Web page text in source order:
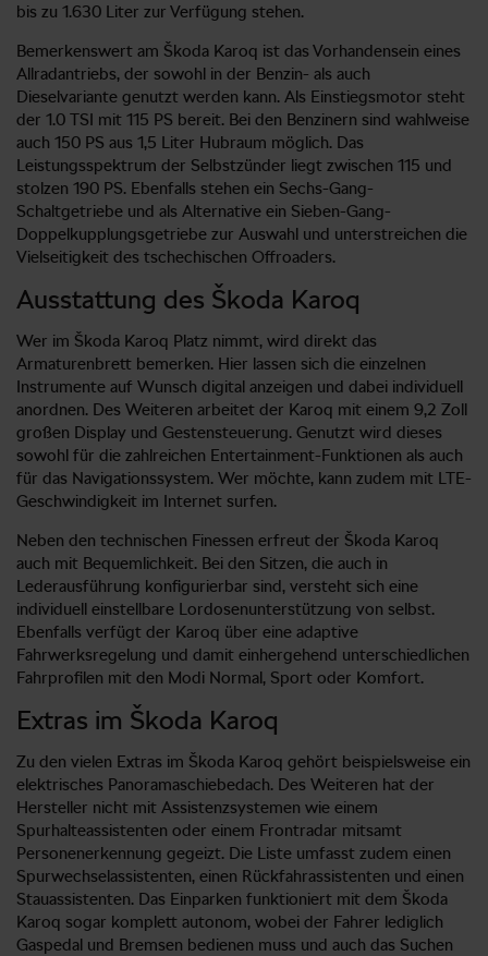
bis zu 1.630 Liter zur Verfügung stehen.
Bemerkenswert am Škoda Karoq ist das Vorhandensein eines
Allradantriebs, der sowohl in der Benzin- als auch
Dieselvariante genutzt werden kann. Als Einstiegsmotor steht
der 1.0 TSI mit 115 PS bereit. Bei den Benzinern sind wahlweise
auch 150 PS aus 1,5 Liter Hubraum möglich. Das
Leistungsspektrum der Selbstzünder liegt zwischen 115 und
stolzen 190 PS. Ebenfalls stehen ein Sechs-Gang-
Schaltgetriebe und als Alternative ein Sieben-Gang-
Doppelkupplungsgetriebe zur Auswahl und unterstreichen die
Vielseitigkeit des tschechischen Offroaders.
Ausstattung des Škoda Karoq
Wer im Škoda Karoq Platz nimmt, wird direkt das
Armaturenbrett bemerken. Hier lassen sich die einzelnen
Instrumente auf Wunsch digital anzeigen und dabei individuell
anordnen. Des Weiteren arbeitet der Karoq mit einem 9,2 Zoll
großen Display und Gestensteuerung. Genutzt wird dieses
sowohl für die zahlreichen Entertainment-Funktionen als auch
für das Navigationssystem. Wer möchte, kann zudem mit LTE-
Geschwindigkeit im Internet surfen.
Neben den technischen Finessen erfreut der Škoda Karoq
auch mit Bequemlichkeit. Bei den Sitzen, die auch in
Lederausführung konfigurierbar sind, versteht sich eine
individuell einstellbare Lordosenunterstützung von selbst.
Ebenfalls verfügt der Karoq über eine adaptive
Fahrwerksregelung und damit einhergehend unterschiedlichen
Fahrprofilen mit den Modi Normal, Sport oder Komfort.
Extras im Škoda Karoq
Zu den vielen Extras im Škoda Karoq gehört beispielsweise ein
elektrisches Panoramaschiebedach. Des Weiteren hat der
Hersteller nicht mit Assistenzsystemen wie einem
Spurhalteassistenten oder einem Frontradar mitsamt
Personenerkennung gegeizt. Die Liste umfasst zudem einen
Spurwechselassistenten, einen Rückfahrassistenten und einen
Stauassistenten. Das Einparken funktioniert mit dem Škoda
Karoq sogar komplett autonom, wobei der Fahrer lediglich
Gaspedal und Bremsen bedienen muss und auch das Suchen